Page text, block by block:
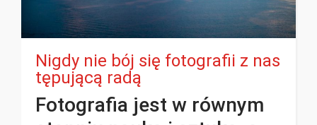
Nigdy nie bój się fotografii z nas
tępującą radą
Fotografia jest w równym